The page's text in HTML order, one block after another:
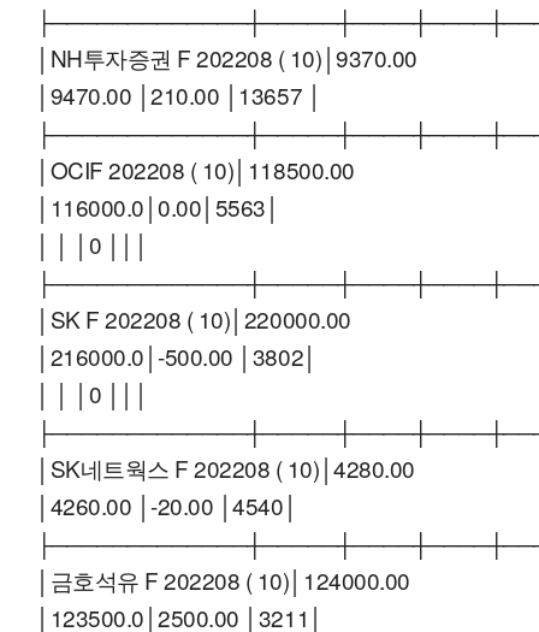
│NH투자증권 F 202208 ( 10)│9370.00
│9470.00 │210.00 │13657 │
│OCIF 202208 ( 10)│118500.00
│116000.0│0.00│5563│
│ │ │0 │││
│SK F 202208 ( 10)│220000.00
│216000.0│-500.00 │3802│
│ │ │0 │││
│SK네트웍스 F 202208 ( 10)│4280.00
│4260.00 │-20.00 │4540│
│금호석유 F 202208 ( 10)│124000.00
│123500.0│2500.00 │3211│